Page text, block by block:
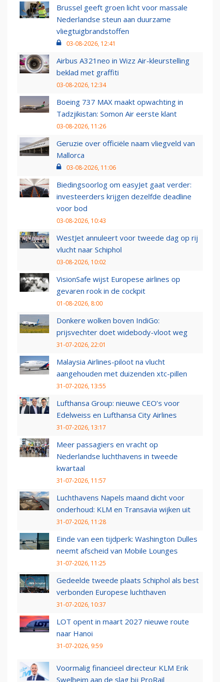
Brussel geeft groen licht voor massale
Nederlandse steun aan duurzame
vliegtuigbrandstoffen
03-08-2026, 12:41
Airbus A321neo in Wizz Air-kleurstelling
beklad met graffiti
03-08-2026, 12:34
Boeing 737 MAX maakt opwachting in
Tadzjikistan: Somon Air eerste klant
03-08-2026, 11:26
Geruzie over officiële naam vliegveld van
Mallorca
03-08-2026, 11:06
Biedingsoorlog om easyJet gaat verder:
investeerders krijgen dezelfde deadline
voor bod
03-08-2026, 10:43
WestJet annuleert voor tweede dag op rij
vlucht naar Schiphol
03-08-2026, 10:02
VisionSafe wijst Europese airlines op
gevaren rook in de cockpit
01-08-2026, 8:00
Donkere wolken boven IndiGo:
prijsvechter doet widebody-vloot weg
31-07-2026, 22:01
Malaysia Airlines-piloot na vlucht
aangehouden met duizenden xtc-pillen
31-07-2026, 13:55
Lufthansa Group: nieuwe CEO’s voor
Edelweiss en Lufthansa City Airlines
31-07-2026, 13:17
Meer passagiers en vracht op
Nederlandse luchthavens in tweede
kwartaal
31-07-2026, 11:57
Luchthavens Napels maand dicht voor
onderhoud: KLM en Transavia wijken uit
31-07-2026, 11:28
Einde van een tijdperk: Washington Dulles
neemt afscheid van Mobile Lounges
31-07-2026, 11:25
Gedeelde tweede plaats Schiphol als best
verbonden Europese luchthaven
31-07-2026, 10:37
LOT opent in maart 2027 nieuwe route
naar Hanoi
31-07-2026, 9:59
Voormalig financieel directeur KLM Erik
Swelheim aan de slag bij ProRail